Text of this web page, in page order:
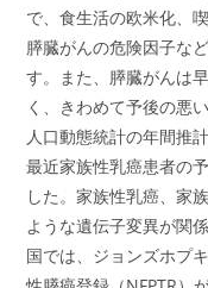
で、食生活の欧米化、
膵臓がんの危険因子な
す。また、膵臓がんは
く、きわめて予後の
人口動態統計の年間推
最近家族性乳癌患者の
した。家族性乳癌、家
ような遺伝子変異が関
国では、ジョンズホプ